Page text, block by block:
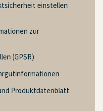
einstellen
zur
(GPSR)
Produktdatenblatt